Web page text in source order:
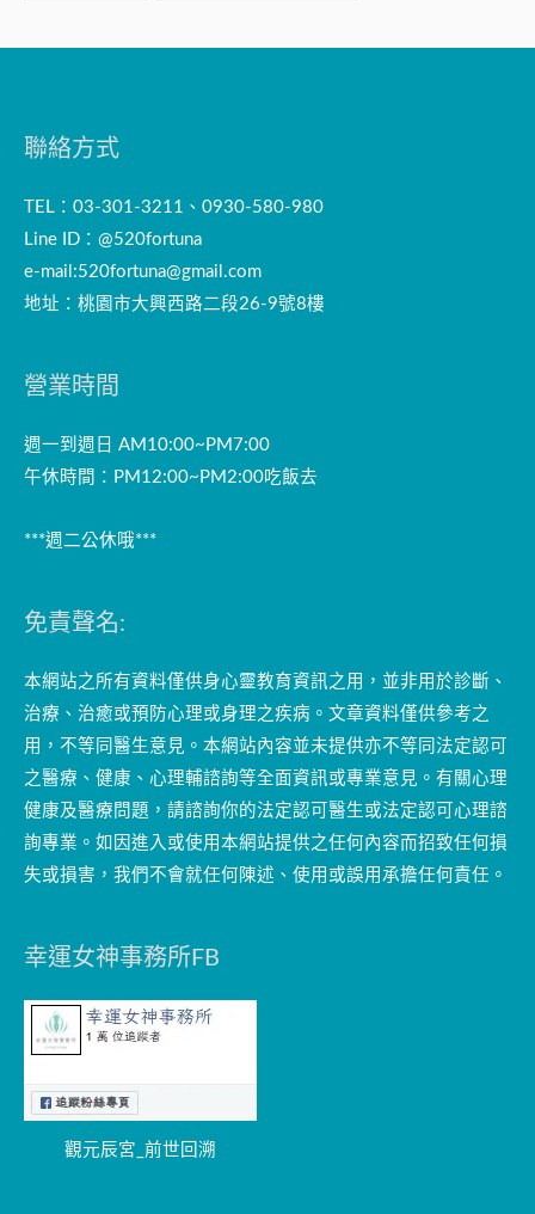
聯絡方式
TEL：03-301-3211、0930-580-980
Line ID：@520fortuna
e-mail:520fortuna@gmail.com
地址：桃園市大興西路二段26-9號8樓
營業時間
週一到週日 AM10:00~PM7:00
午休時間：PM12:00~PM2:00吃飯去
***週二公休哦***
免責聲名:
本網站之所有資料僅供身心靈教育資訊之用，並非用於診斷、
治療、治癒或預防心理或身理之疾病。文章資料僅供參考之
用，不等同醫生意見。本網站內容並未提供亦不等同法定認可
之醫療、健康、心理輔諮詢等全面資訊或專業意見。有關心理
健康及醫療問題，請諮詢你的法定認可醫生或法定認可心理諮
詢專業。如因進入或使用本網站提供之任何內容而招致任何損
失或損害，我們不會就任何陳述、使用或誤用承擔任何責任。
幸運女神事務所FB
觀元辰宮_前世回溯